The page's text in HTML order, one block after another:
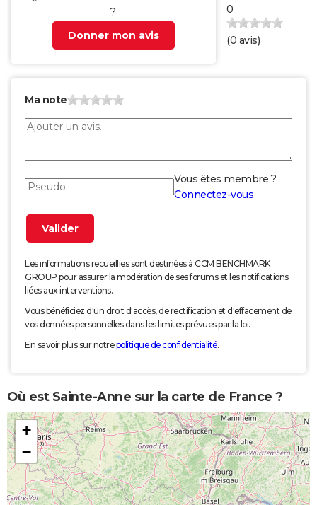
?
Donner mon avis
0
(0 avis)
Ma note
Vous êtes membre ?
Connectez-vous
Les informations recueillies sont destinées à CCM BENCHMARK
GROUP pour assurer la modération de ses forums et les notifications
liées aux interventions.
Vous bénéficiez d'un droit d'accès, de rectification et d'effacement de
vos données personnelles dans les limites prévues par la loi.
En savoir plus sur notrepolitique de confidentialité.
Où est Sainte-Anne sur la carte de France ?
+
−